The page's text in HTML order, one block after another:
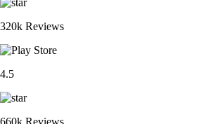
320k Reviews
4.5
660k Reviews